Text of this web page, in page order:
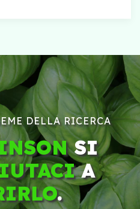
DELLA RICERCA
SI
A
.